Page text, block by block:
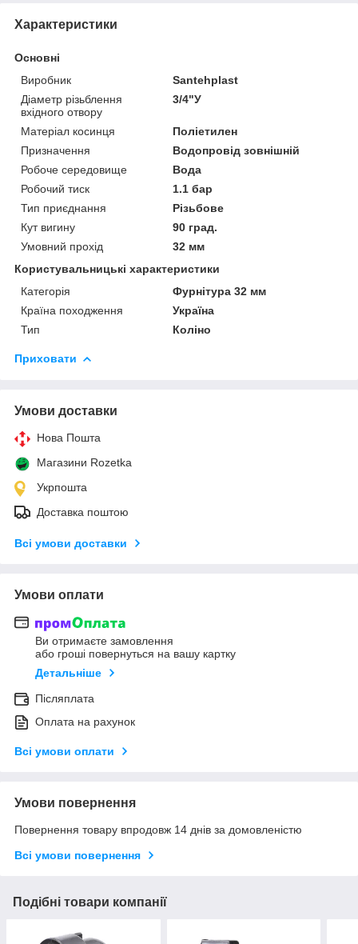
Характеристики
Основні
Виробник
Santehplast
Діаметр різьблення
вхідного отвору
3/4"У
Матеріал косинця
Поліетилен
Призначення
Водопровід зовнішній
Робоче середовище
Вода
Робочий тиск
1.1 бар
Тип приєднання
Різьбове
Кут вигину
90 град.
Умовний прохід
32 мм
Користувальницькі характеристики
Категорія
Фурнітура 32 мм
Країна походження
Україна
Тип
Коліно
Приховати
Умови доставки
Нова Пошта
Магазини Rozetka
Укрпошта
Доставка поштою
Всі умови доставки
Умови оплати
Ви отримаєте замовлення
або гроші повернуться на вашу картку
Детальніше
Післяплата
Оплата на рахунок
Всі умови оплати
Умови повернення
Повернення товару впродовж 14 днів за домовленістю
Всі умови повернення
Подібні товари компанії